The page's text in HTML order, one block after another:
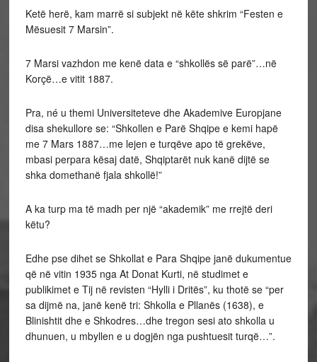
Ketë herë, kam marrë si subjekt në këte shkrim “Festen e
Mësuesit 7 Marsin”.
7 Marsi vazhdon me kenë data e “shkollës së parë”…në
Korçë…e vitit 1887.
Pra, né u themi Universiteteve dhe Akademive Europjane
disa shekullore se: “Shkollen e Parë Shqipe e kemi hapë
me 7 Mars 1887…me lejen e turqëve apo të grekëve,
mbasi perpara kësaj datë, Shqiptarët nuk kanë dijtë se
shka domethanë fjala shkollë!”
A ka turp ma të madh per një “akademik” me rrejtë deri
këtu?
Edhe pse dihet se Shkollat e Para Shqipe janë dukumentue
që në vitin 1935 nga At Donat Kurti, në studimet e
publikimet e Tij në revisten “Hylli i Dritës”, ku thotë se “per
sa dijmë na, janë kenë tri: Shkolla e Pllanës (1638), e
Blinishtit dhe e Shkodres…dhe tregon sesi ato shkolla u
dhunuen, u mbyllen e u dogjën nga pushtuesit turqë…”.